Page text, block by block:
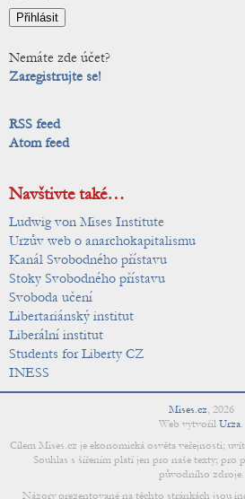
Nemáte zde účet?
Zaregistrujte se!
RSS feed
Atom feed
Navštivte také…
Ludwig von Mises Institute
Urzův web o anarchokapitalismu
Kanál Svobodného přístavu
Stoky Svobodného přístavu
Svoboda učení
Libertariánský institut
Liberální institut
Students for Liberty CZ
INESS
Mises.cz, 2026
Web vytvořil Urza.
Cílem Mises.cz je ekonomická osvěta veřejnosti;
Souhlas s šířením platí jen pro naše texty; pro
původního zdroje.
Názory prezentované na těchto stránkách jsou